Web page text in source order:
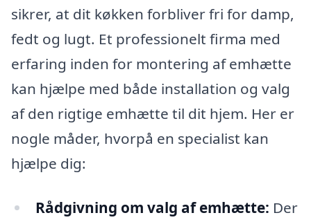
sikrer, at dit køkken forbliver fri for damp,
fedt og lugt. Et professionelt firma med
erfaring inden for montering af emhætte
kan hjælpe med både installation og valg
af den rigtige emhætte til dit hjem. Her er
nogle måder, hvorpå en specialist kan
hjælpe dig:
Rådgivning om valg af emhætte: Der